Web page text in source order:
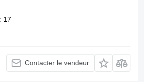
17
Contacter le vendeur